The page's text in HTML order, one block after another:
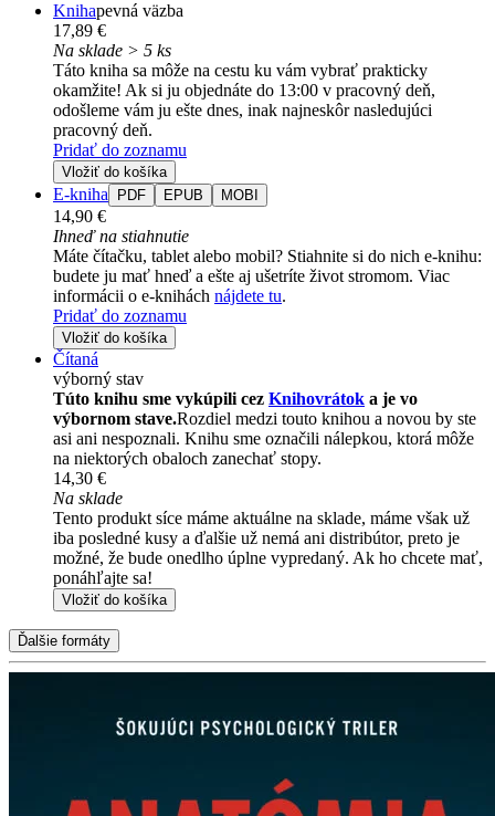
Knihapevná väzba
17,89 €
Na sklade > 5 ks
Táto kniha sa môže na cestu ku vám vybrať prakticky
okamžite! Ak si ju objednáte do 13:00 v pracovný deň,
odošleme vám ju ešte dnes, inak najneskôr nasledujúci
pracovný deň.
Pridať do zoznamu
Vložiť do košíka
E-kniha PDF EPUB MOBI
14,90 €
Ihneď na stiahnutie
Máte čítačku, tablet alebo mobil? Stiahnite si do nich e-knihu:
budete ju mať hneď a ešte aj ušetríte život stromom. Viac
informácii o e-knihách nájdete tu.
Pridať do zoznamu
Vložiť do košíka
Čítaná
výborný stav
Túto knihu sme vykúpili cez Knihovrátok a je vo
výbornom stave.Rozdiel medzi touto knihou a novou by ste
asi ani nespoznali. Knihu sme označili nálepkou, ktorá môže
na niektorých obaloch zanechať stopy.
14,30 €
Na sklade
Tento produkt síce máme aktuálne na sklade, máme však už
iba posledné kusy a ďalšie už nemá ani distribútor, preto je
možné, že bude onedlho úplne vypredaný. Ak ho chcete mať,
ponáhľajte sa!
Vložiť do košíka
Ďalšie formáty